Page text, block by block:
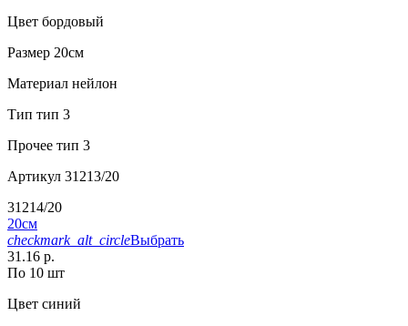
Цвет бордовый
Размер 20см
Материал нейлон
Тип тип 3
Прочее тип 3
Артикул 31213/20
31214/20
20см
checkmark_alt_circleВыбрать
31.16 р.
По 10 шт
Цвет синий